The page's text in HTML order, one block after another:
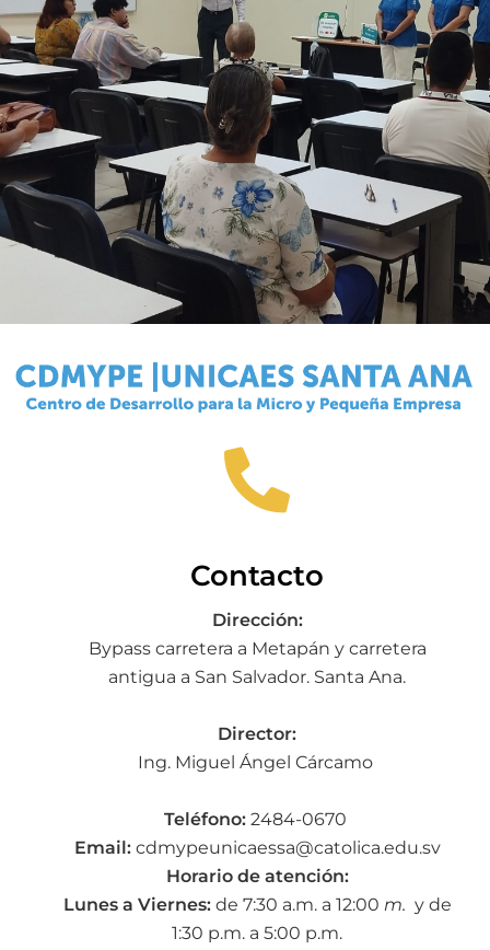
NOTICIAS
VALORES MORALES
CONTÁCTANOS
Contacto
Dirección:
Bypass carretera a Metapán y carretera
antigua a San Salvador. Santa Ana.
Director:
Ing. Miguel Ángel Cárcamo
Teléfono: 2484-0670
Email: cdmypeunicaessa@catolica.edu.sv
Horario de atención:
Lunes a Viernes:de 7:30 a.m. a 12:00 m. y de
1:30 p.m. a 5:00 p.m.